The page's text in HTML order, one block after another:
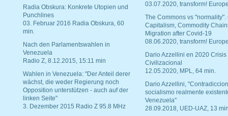
Radia Obskura: Konkrete Utopien und
Punchlines
03. Februar 2016 Radia Obskura, 60
min.
Nach den Parlamentswahlen in
Venezuela
Radio Z, 8.12.2015, 15:11 min
Wahlen in Venezuela: "Der Anteil derer
wächst, die weder Regierung noch
Opposition unterstützen - auch auf der
linken Seite"
3. Dezember 2015 Radio Z 95.8 MHz
03.07.2020, transform!
The Commons vs "normality".
Capitalism, Commodity
Migration after Covid-19
08.06.2020, transform!
Dario Azzellini en 2020 Crisis
Civilizacional
12.05.2020, MPL, 64 min.
Dario Azzellini,
socialismo realmente
Venezuela"
28.09.2018, UED-UAZ, 13